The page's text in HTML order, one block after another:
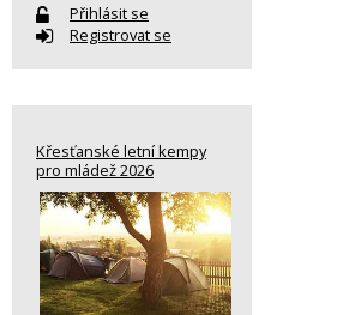
Přihlásit se
Registrovat se
Křesťanské letní kempy
pro mládež 2026